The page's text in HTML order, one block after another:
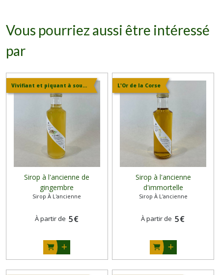
Vous pourriez aussi être intéressé
par
Vivifiant et piquant à souhait
Sirop à l'ancienne de
gingembre
Sirop À L'ancienne
À partir de 5€
L'Or de la Corse
Sirop à l'ancienne
d'immortelle
Sirop À L'ancienne
À partir de 5€